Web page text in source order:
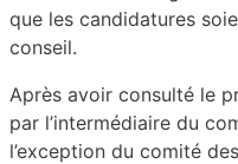
que les candidatures
conseil.
Après avoir consulté le
par l’intermédiaire du
l’exception du comité